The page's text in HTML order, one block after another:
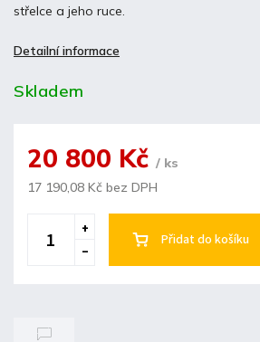
střelce a jeho ruce.
Detailní informace
Skladem
20 800 Kč / ks
17 190,08 Kč bez DPH
Přidat do košíku